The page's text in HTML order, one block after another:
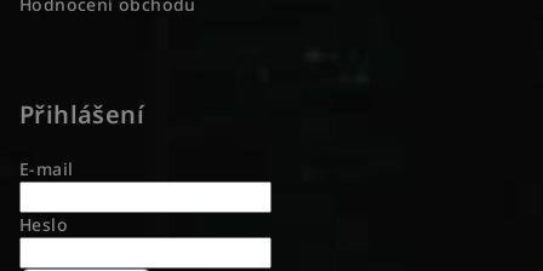
Hodnocení obchodu
Přihlášení
E-mail
Heslo